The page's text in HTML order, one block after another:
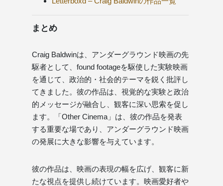
まとめ
Craig Baldwinは、アンダーグラウンド映画の先
駆者として、found footageを駆使した実験映画
を通じて、政治的・社会的テーマを鋭く批評し
てきました。彼の作品は、視覚的な実験と政治
的メッセージが融合し、観客に深い思索を促し
ます。「Other Cinema」は、彼の作品を発表
する重要な場であり、アンダーグラウンド映画
の発展に大きな影響を与えています。
彼の作品は、映画の表現の幅を広げ、観客に新
たな視点を提供し続けています。映画愛好者や